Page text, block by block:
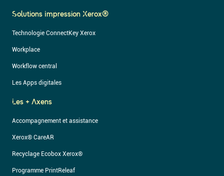
Solutions Impression Xerox®
Technologie ConnectKey Xerox
Workplace
Workflow central
Les Apps digitales
Les + Axens
Accompagnement et assistance
Xerox® CareAR
Recyclage Ecobox Xerox®
Programme PrintReleaf